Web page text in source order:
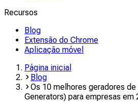
Recursos
Blog
Extensão do Chrome
Aplicação móvel
Página inicial
Blog
Os 10 melhores geradores
Generators) para empresas em